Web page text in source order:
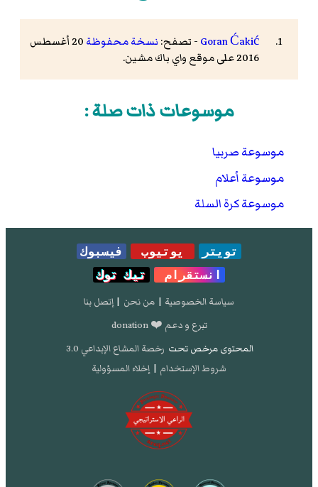
Goran Ćakić - تصفح: نسخة محفوظة
20 أغسطس
2016 على موقع واي باك مشين.
موسوعات ذات صلة :
موسوعة صربيا
موسوعة أعلام
موسوعة كرة السلة
تويتر يوتيوب
فيسبوك
انستقرام
تيك توك
سياسة الخصوصية | من نحن | إتصل بنا
تبرع و دعم ❤️ donation
المحتوى مرخص تحت رخصة المشاع الإبداعي 3.0
شروط الإستخدام | إخلاء المسؤولية